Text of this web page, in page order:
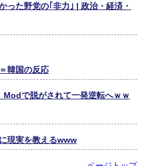
た野党の｢非力｣ | 政治・経済・
韓国の反応
Modで脱がされて一発逆転へｗｗ
現実を教えるwww